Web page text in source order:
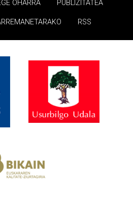
OHARRA PUBLIZITATEA
RSS